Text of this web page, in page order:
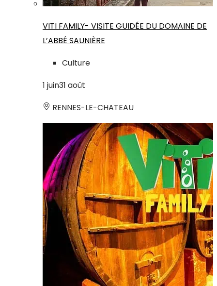
VITI FAMILY- VISITE GUIDÉE DU DOMAINE DE
L’ABBÉ SAUNIÈRE
Culture
1 juin31 août
RENNES-LE-CHATEAU